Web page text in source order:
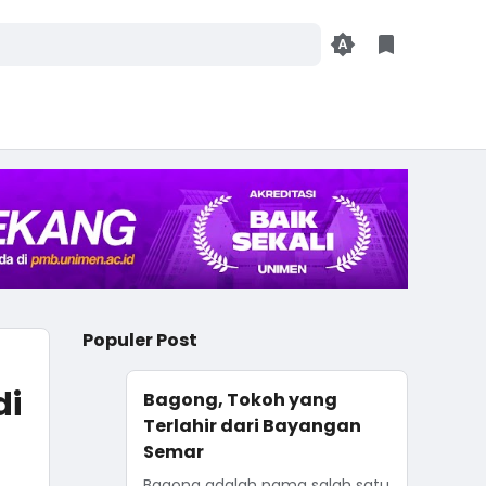
Populer Post
Bagong, Tokoh yang
Terlahir dari Bayangan
Semar